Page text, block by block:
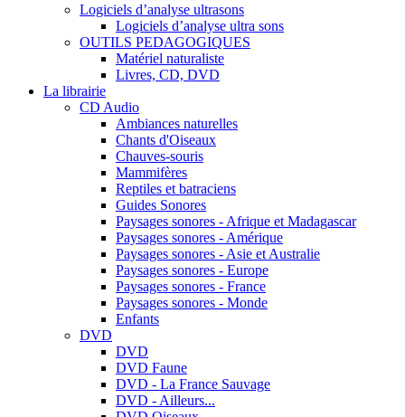
Logiciels d’analyse ultrasons
Logiciels d’analyse ultra sons
OUTILS PEDAGOGIQUES
Matériel naturaliste
Livres, CD, DVD
La librairie
CD Audio
Ambiances naturelles
Chants d'Oiseaux
Chauves-souris
Mammifères
Reptiles et batraciens
Guides Sonores
Paysages sonores - Afrique et Madagascar
Paysages sonores - Amérique
Paysages sonores - Asie et Australie
Paysages sonores - Europe
Paysages sonores - France
Paysages sonores - Monde
Enfants
DVD
DVD
DVD Faune
DVD - La France Sauvage
DVD - Ailleurs...